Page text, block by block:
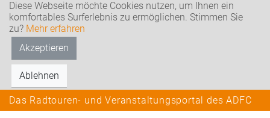
Diese Webseite möchte Cookies nutzen, um Ihnen ein
komfortables Surferlebnis zu ermöglichen. Stimmen Sie
zu? Mehr erfahren
Akzeptieren
Ablehnen
Das Radtouren- und Veranstaltungsportal des ADFC